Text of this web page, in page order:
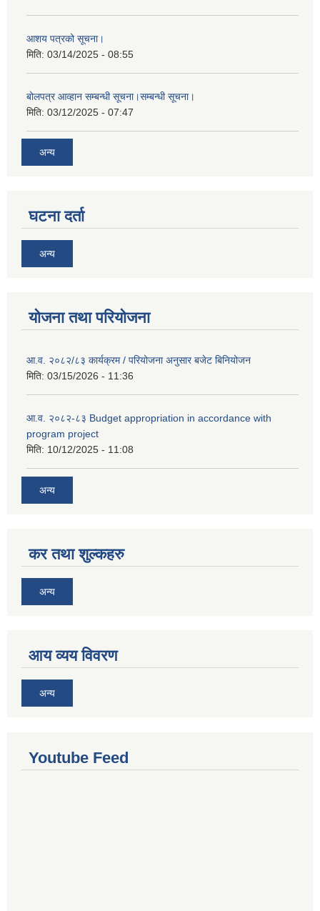
आशय पत्रको सूचना।
मिति: 03/14/2025 - 08:55
बोलपत्र आव्हान सम्बन्धी सूचना।सम्बन्धी सूचना।
मिति: 03/12/2025 - 07:47
अन्य
घटना दर्ता
अन्य
योजना तथा परियोजना
आ.व. २०८२/८३ कार्यक्रम / परियोजना अनुसार बजेट बिनियोजन
मिति: 03/15/2026 - 11:36
आ.व. २०८२-८३ Budget appropriation in accordance with
program project
मिति: 10/12/2025 - 11:08
अन्य
कर तथा शुल्कहरु
अन्य
आय व्यय विवरण
अन्य
Youtube Feed